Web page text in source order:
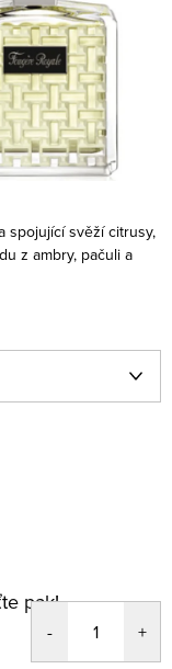
spojující svěží citrusy,
z ambry, pačuli a
pak!